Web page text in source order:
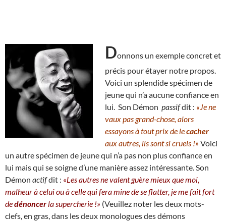
Donnons un exemple concret et
précis pour étayer notre propos.
Voici un splendide spécimen de
jeune qui n’a aucune confiance en
lui. Son Démon passifdit : «Je ne
vaux pas grand-chose, alors
essayons à tout prix de lecacher
aux autres, ils sont si cruels !» Voici
un autre spécimen de jeune qui n’a pas non plus confiance en
lui mais qui se soigne d’une manière assez intéressante. Son
Démon actifdit : «Les autres ne valent guère mieux que moi,
malheur à celui ou à celle qui fera mine de se flatter, je me fait fort
dedénoncer la supercherie !» (Veuillez noter les deux mots-
clefs, en gras, dans les deux monologues des démons